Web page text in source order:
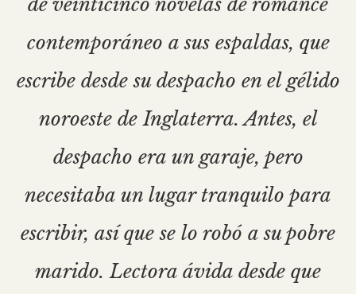
de veinticinco novelas de romance
contemporáneo a sus espaldas, que
escribe desde su despacho en el gélido
noroeste de Inglaterra. Antes, el
despacho era un garaje, pero
necesitaba un lugar tranquilo para
escribir, así que se lo robó a su pobre
marido. Lectora ávida desde que